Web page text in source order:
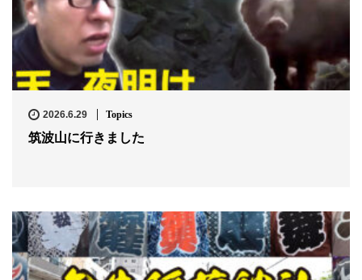
2026.6.29 Topics
筑波山に行きました